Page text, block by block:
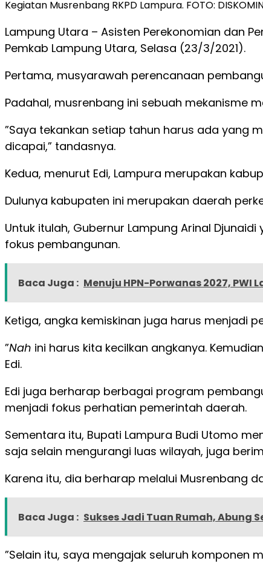
Kegiatan Musrenbang RKPD Lampura. FOTO:
Lampung Utara – Asisten Perekonomian dan
Pemkab Lampung Utara, Selasa (23/3/2021).
Pertama, musyarawah perencanaan
Padahal, musrenbang ini sebuah mekanisme
”Saya tekankan setiap tahun harus ada yang
dicapai,” tandasnya.
Kedua, menurut Edi, Lampura merupakan
Dulunya kabupaten ini merupakan daerah
Untuk itulah, Gubernur Lampung Arinal
fokus pembangunan.
Baca Juga : Menuju HPN-Porwanas 2027,
Ketiga, angka kemiskinan juga harus menjadi
”Nah ini harus kita kecilkan angkanya.
Edi.
Edi juga berharap berbagai program
menjadi fokus perhatian pemerintah daerah.
Sementara itu, Bupati Lampura Budi Utomo
saja selain mengurangi luas wilayah, juga
Karena itu, dia berharap melalui Musrenbang
Baca Juga : Sukses Jadi Tuan Rumah, Abung
”Selain itu, saya mengajak seluruh komponen